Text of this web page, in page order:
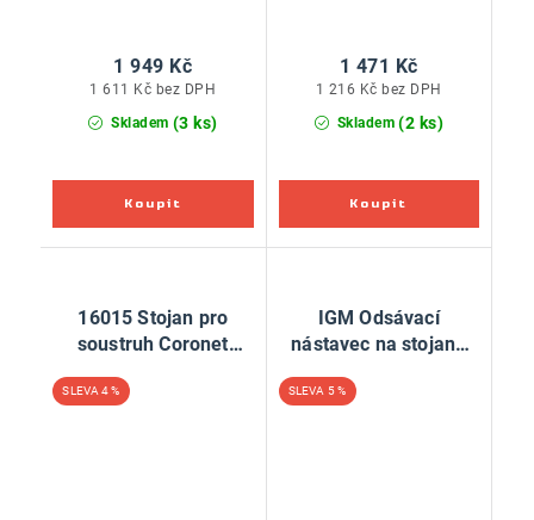
Skladem (3 ks)
1 611 Kč bez DPH
1 949 Kč
Skladem (2 ks)
1 216 Kč bez DPH
1 471 Kč
16015 Stojan pro
soustruh Coronet
4 %
IGM Odsávací
nástavec na stojanu
5 %